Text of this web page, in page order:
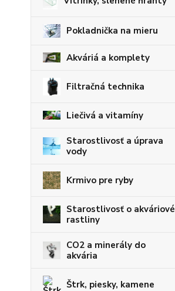
Pokladnička na mieru
Akváriá a komplety
Filtračná technika
Liečivá a vitamíny
Starostlivosť a úprava
vody
Krmivo pre ryby
Starostlivosť o akváriové
rastliny
CO2 a minerály do
akvária
Štrk, piesky, kamene